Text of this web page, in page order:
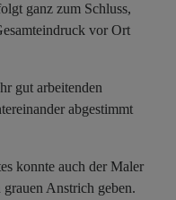
ganz zum Schluss,
vor Ort
gut arbeitenden
abgestimmt
konnte auch der Maler
Anstrich geben.